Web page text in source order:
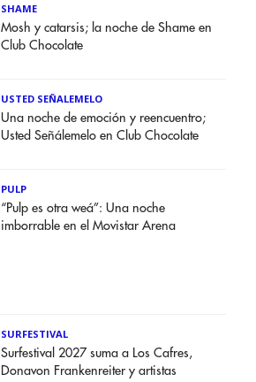
SHAME
Mosh y catarsis; la noche de Shame en
Club Chocolate
USTED SEÑALEMELO
Una noche de emoción y reencuentro;
Usted Señálemelo en Club Chocolate
PULP
“Pulp es otra weá”: Una noche
imborrable en el Movistar Arena
SURFESTIVAL
Surfestival 2027 suma a Los Cafres,
Donavon Frankenreiter y artistas